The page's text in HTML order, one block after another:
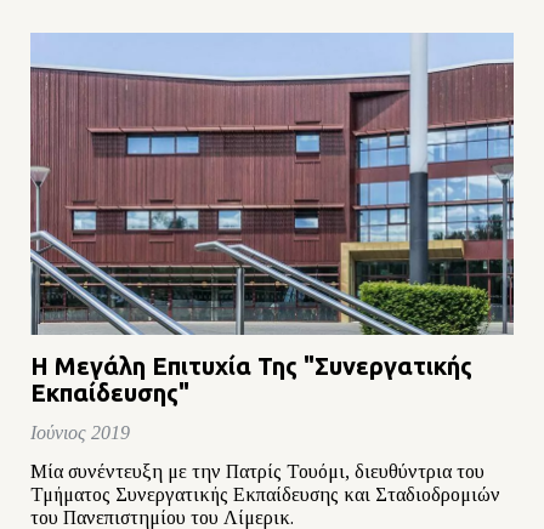
Η Μεγάλη Επιτυχία Της "Συνεργατικής
Εκπαίδευσης"
Ιούνιος 2019
Μία συνέντευξη με την Πατρίς Τουόμι, διευθύντρια του
Τμήματος Συνεργατικής Εκπαίδευσης και Σταδιοδρομιών
του Πανεπιστημίου του Λίμερικ.